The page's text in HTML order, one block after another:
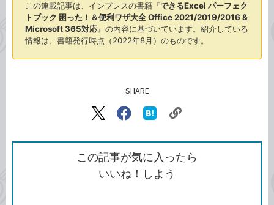
この連載記事は、インプレスの書籍『できるExcel パーフェク
トブック 困った！＆便利ワザ大全 Office 2021/2019/2016 &
Microsoft 365対応』の内容に基づいています。紹介している
情報は、書籍発行時点（2022年8月）のものです。
SHARE
X（旧
で
シ
ェ
ア
Facebook
シ
ェ
ア
な
ブ
ッ
ク
ク
を
コ
この記事が気に入ったら
いいね！しよう